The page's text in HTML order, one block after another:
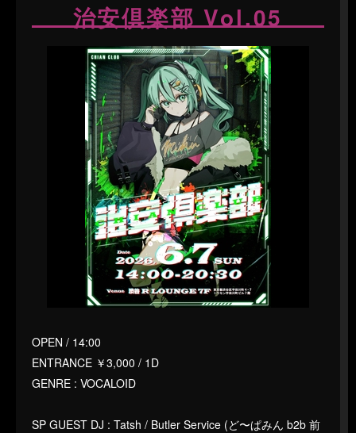
治安倶楽部 Vol.05
OPEN / 14:00
ENTRANCE ￥3,000 / 1D
GENRE : VOCALOID
SP GUEST DJ : Tatsh / Butler Service (ど〜ぱみん b2b 前